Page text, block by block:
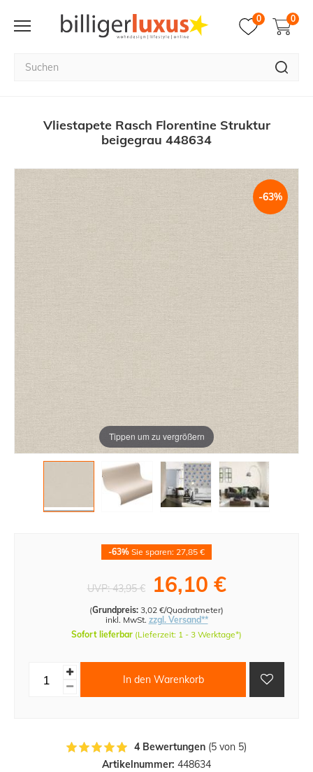
0 0
Vliestapete Rasch Florentine Struktur
beigegrau 448634
Tippen um zu vergrößern
-63%
Artikelnummer: 448634
-63% Sie sparen: 27,85 €
UVP:43,95 € 16,10 €
(Grundpreis: 3,02 €/Quadratmeter)
inkl. MwSt. zzgl. Versand**
Sofort lieferbar (Lieferzeit: 1 - 3 Werktage*)
In den Warenkorb
4 Bewertungen (5 von 5)